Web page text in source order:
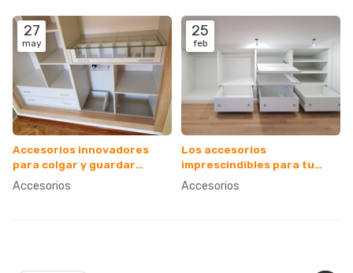
27
may
Accesorios innovadores
para colgar y guardar
prendas largas
Accesorios
25
feb
Los accesorios
imprescindibles para tu
armario
Accesorios